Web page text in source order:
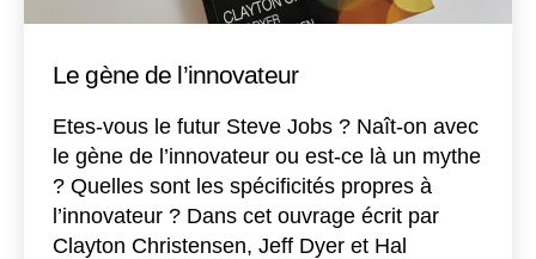
Le gène de l’innovateur
Etes-vous le futur Steve Jobs ? Naît-on avec
le gène de l’innovateur ou est-ce là un mythe
? Quelles sont les spécificités propres à
l’innovateur ? Dans cet ouvrage écrit par
Clayton Christensen, Jeff Dyer et Hal